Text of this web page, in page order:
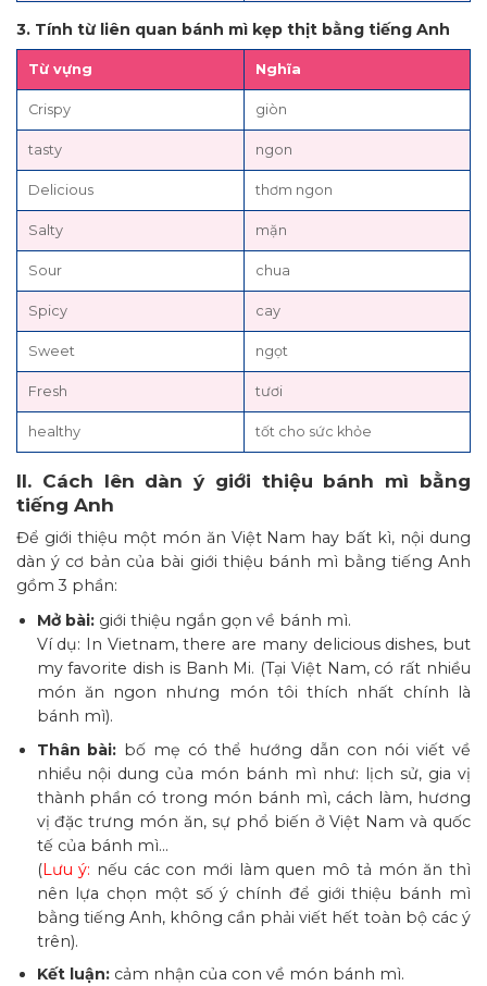
3. Tính từ liên quan bánh mì kẹp thịt bằng tiếng Anh
Từ vựng Nghĩa
Crispy giòn
tasty ngon
Delicious thơm ngon
Salty mặn
Sour chua
Spicy cay
Sweet ngọt
Fresh tươi
healthy tốt cho sức khỏe
II. Cách lên dàn ý giới thiệu bánh mì bằng
tiếng Anh
Để giới thiệu một món ăn Việt Nam hay bất kì, nội dung
dàn ý cơ bản của bài giới thiệu bánh mì bằng tiếng Anh
gồm 3 phần:
Mở bài:giới thiệu ngắn gọn về bánh mì.
Ví dụ: In Vietnam, there are many delicious dishes, but
my favorite dish is Banh Mi. (Tại Việt Nam, có rất nhiều
món ăn ngon nhưng món tôi thích nhất chính là
bánh mì).
Thân bài: bố mẹ có thể hướng dẫn con nói viết về
nhiều nội dung của món bánh mì như: lịch sử, gia vị
thành phần có trong món bánh mì, cách làm, hương
vị đặc trưng món ăn, sự phổ biến ở Việt Nam và quốc
tế của bánh mì…
(Lưu ý: nếu các con mới làm quen mô tả món ăn thì
nên lựa chọn một số ý chính để giới thiệu bánh mì
bằng tiếng Anh, không cần phải viết hết toàn bộ các ý
trên).
Kết luận:cảm nhận của con về món bánh mì.